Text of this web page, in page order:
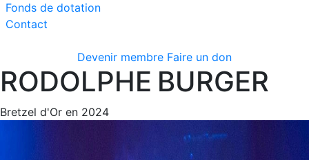
Fonds de dotation
Contact
Devenir membre Faire un don
RODOLPHE BURGER
Bretzel d'Or en 2024